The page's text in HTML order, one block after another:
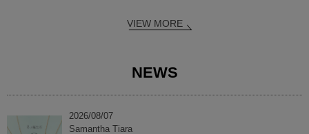
VIEW MORE
NEWS
2026/08/07
Samantha Tiara